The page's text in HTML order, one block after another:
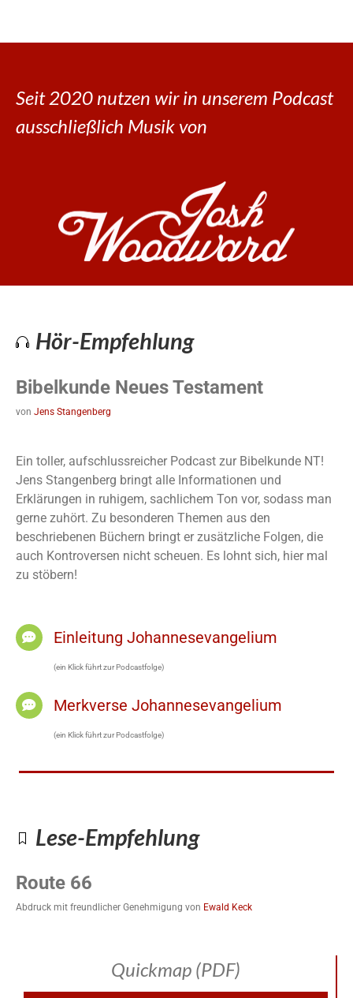
Seit 2020 nutzen wir in unserem Podcast
ausschließlich Musik von
Hör-Empfehlung
Bibelkunde Neues Testament
von Jens Stangenberg
Ein toller, aufschlussreicher Podcast zur Bibelkunde NT!
Jens Stangenberg bringt alle Informationen und
Erklärungen in ruhigem, sachlichem Ton vor, sodass man
gerne zuhört. Zu besonderen Themen aus den
beschriebenen Büchern bringt er zusätzliche Folgen, die
auch Kontroversen nicht scheuen. Es lohnt sich, hier mal
zu stöbern!
Einleitung Johannesevangelium
(ein Klick führt zur Podcastfolge)
Merkverse Johannesevangelium
(ein Klick führt zur Podcastfolge)
Lese-Empfehlung
Route 66
Abdruck mit freundlicher Genehmigung von Ewald Keck
Quickmap (PDF)